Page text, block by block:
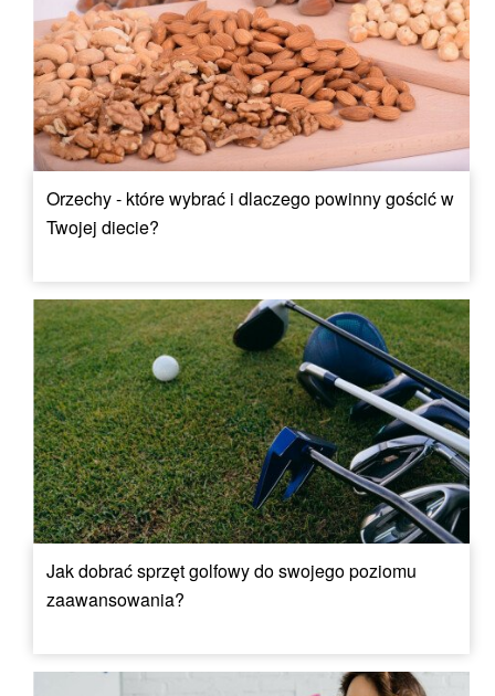
Orzechy - które wybrać i dlaczego powinny gościć w
Twojej diecie?
Jak dobrać sprzęt golfowy do swojego poziomu
zaawansowania?